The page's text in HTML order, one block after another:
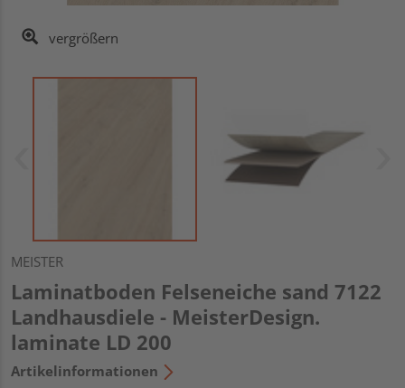
vergrößern
MEISTER
Laminatboden Felseneiche sand 7122
Landhausdiele - MeisterDesign.
laminate LD 200
Artikelinformationen